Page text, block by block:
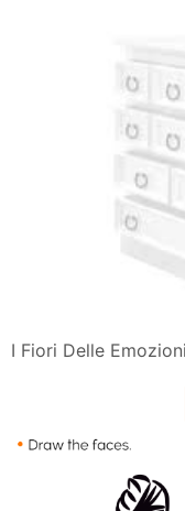
I Fiori Delle